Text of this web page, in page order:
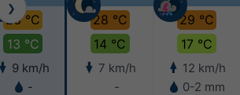
26 °C
13 °C
9 km/h
-
28 °C
14 °C
7 km/h
-
29 °C
17 °C
12 km/h
0-2 mm
❯